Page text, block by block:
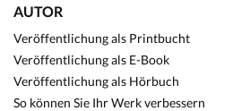
AUTOR
Veröffentlichung als Printbucht
Veröffentlichung als E-Book
Veröffentlichung als Hörbuch
So können Sie Ihr Werk verbessern